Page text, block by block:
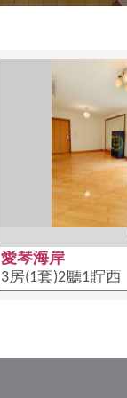
愛琴海岸
3房(1套)2廳1貯西